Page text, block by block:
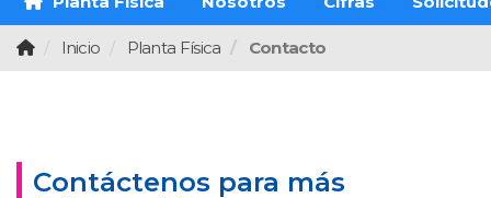
Inicio Planta Física Contacto
Contáctenos para más